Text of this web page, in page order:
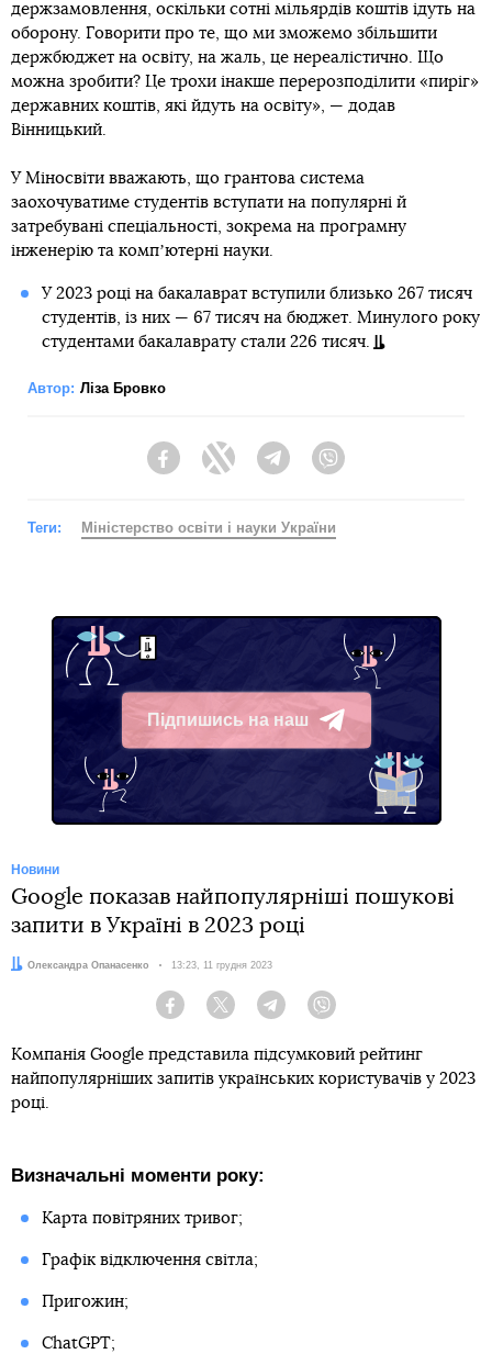
держзамовлення, оскільки сотні мільярдів коштів ідуть на
оборону. Говорити про те, що ми зможемо збільшити
держбюджет на освіту, на жаль, це нереалістично. Що
можна зробити? Це трохи інакше перерозподілити «пиріг»
державних коштів, які йдуть на освіту», — додав
Вінницький.
У Міносвіти вважають, що грантова система
заохочуватиме студентів вступати на популярні й
затребувані спеціальності, зокрема на програмну
інженерію та компʼютерні науки.
У 2023 році на бакалаврат вступили близько 267 тисяч
студентів, із них — 67 тисяч на бюджет. Минулого року
студентами бакалаврату стали 226 тисяч.
Автор: Ліза Бровко
FacebookTwitter Telegram
Теги: Міністерство освіти і науки України
Підпишись на наш
Telegram
Новини
Google показав найпопулярніші пошукові
запити в Україні в 2023 році
Автор:
Олександра Опанасенко Дата:
13:23, 11 грудня 2023
Facebook Twitter Telegram
Компанія Google представила підсумковий рейтинг
найпопулярніших запитів українських користувачів у 2023
році.
Визначальні моменти року:
Карта повітряних тривог;
Графік відключення світла;
Пригожин;
ChatGPT;